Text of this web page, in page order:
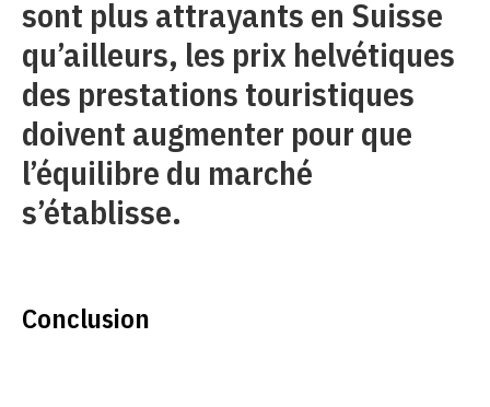
sont plus attrayants en Suisse
qu’ailleurs, les prix helvétiques
des prestations touristiques
doivent augmenter pour que
l’équilibre du marché
s’établisse.
Conclusion